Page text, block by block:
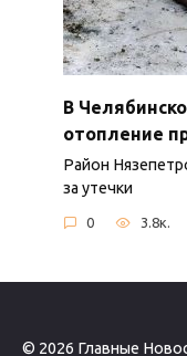
В
отопление
Район
за утечки
0 3.8к.
© 2026 Главные